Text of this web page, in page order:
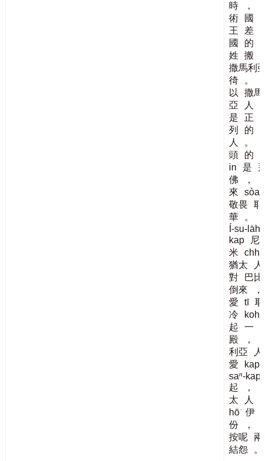
時
，
術
國
王
差
國
的
姓
搬
撒馬利
徛
。
以
撒馬
亞
人
是
正
列
的
人
。
頭
的
in
是
佛
，
來
sòa
敬畏 耶
華
。
Í-su-la̍h
kap
尼
米
猶太
人
對
巴
倒來
，
愛
tī
冷
koh
起
一
殿
，
利亞
人
愛
kap
saⁿ-kap
起
，
太
人
hō͘ 伊
份
，
按呢
結怨
。